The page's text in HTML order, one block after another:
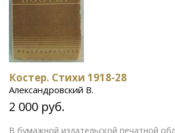
Костер. Стихи 1918-28
Александровский В.
2 000 руб.
В бумажной издательской печатной